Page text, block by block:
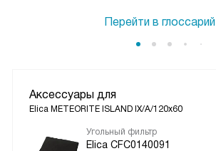
Перейти в глоссарий
Аксессуары для
Elica METEORITE ISLAND IX/A/120x60
Угольный фильтр
Elica CFC0140091